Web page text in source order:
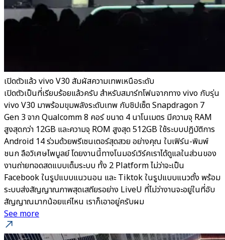
เปิดตัวแล้ว vivo V30 สัมผัสความเทพเหนือระดับ
เปิดตัวเป็นที่เรียบร้อยแล้วครับ สำหรับสมาร์ทโฟนจากทาง vivo กับรุ่น
vivo V30 มาพร้อมขุมพลังระดับเทพ กับชิปเซ็ต Snapdragon 7
Gen 3 จาก Qualcomm 8 คอร์ ขนาด 4 นาโนเมตร มีความจุ RAM
สูงสุดกว่า 12GB และความจุ ROM สูงสุด 512GB ใช้ระบบปฏิบัติการ
Android 14 ร่วมด้วยพรีเซนเตอร์สุดสวย อย่างคุณ ใบเฟิร์น-พิมพ์
ชนก ลือวิเศษไพบูลย์ โดยงานนี้ทางโนมอร์เวิร์คเราได้ดูแลในส่วนของ
งานถ่ายทอดสดแบบเต็มระบบ ทั้ง 2 Platform ไม่ว่าจะเป็น
Facebook ในรูปแบบแนวนอน และ Tiktok ในรูปแบบแนวตั้ง พร้อม
ระบบส่งสัญญาณภาพสุดเสถียรอย่าง LiveU ที่ไม่ว่างานจะอยู่ในที่อับ
สัญญาณมากน้อยแค่ไหน เราก็เอาอยู่ครับผม
See more